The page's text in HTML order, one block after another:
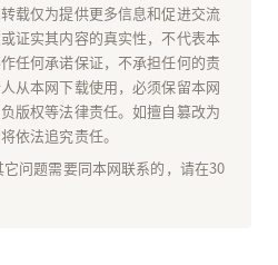
载仅为提供更多信息和促进交流
证实其内容的真实性，不代表本
任何承诺保证，不承担任何的责
从本网下载使用，必须保留本网
版权等法律责任。如擅自篡改为
依法追究责任。
问题需要同本网联系的，请在30